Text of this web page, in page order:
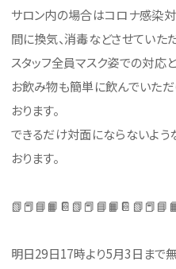
サロン内の場合はコロナ感染
間に換気、消毒などさせていた
スタッフ全員マスク姿での対応
お飲み物も簡単に飲んでいた
おります。
できるだけ対面にならないよ
おります。
明日29日17時より5月3日まで